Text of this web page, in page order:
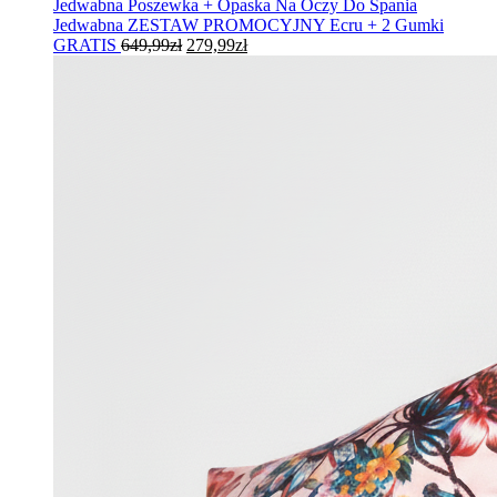
Jedwabna Poszewka + Opaska Na Oczy Do Spania
Jedwabna ZESTAW PROMOCYJNY Ecru + 2 Gumki
GRATIS 649,99zł Pierwotna
279,99złAktualna